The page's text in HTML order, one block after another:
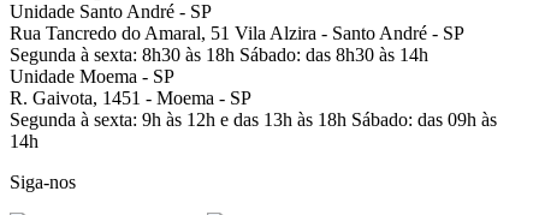
Unidade Santo André - SP
Rua Tancredo do Amaral, 51 Vila Alzira - Santo André - SP
Segunda à sexta: 8h30 às 18h Sábado: das 8h30 às 14h
Unidade Moema - SP
R. Gaivota, 1451 - Moema - SP
Segunda à sexta: 9h às 12h e das 13h às 18h Sábado: das 09h às
14h
Siga-nos